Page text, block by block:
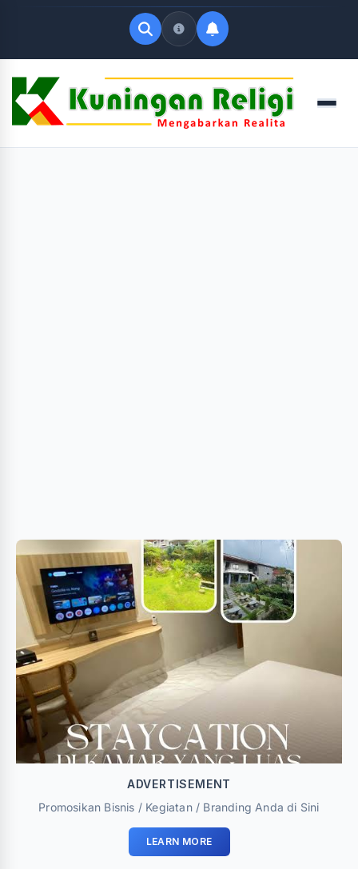
Quick Links
LATEST UPDATES
Menu
ADVERTISEMENT
Promosikan Bisnis / Kegiatan / Branding Anda di Sini
LEARN MORE